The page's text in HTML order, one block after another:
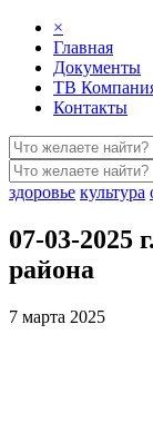
×
Главная
Документы
ТВ
Контакты
здоровье культура
07-03-2025
района
7 марта 2025